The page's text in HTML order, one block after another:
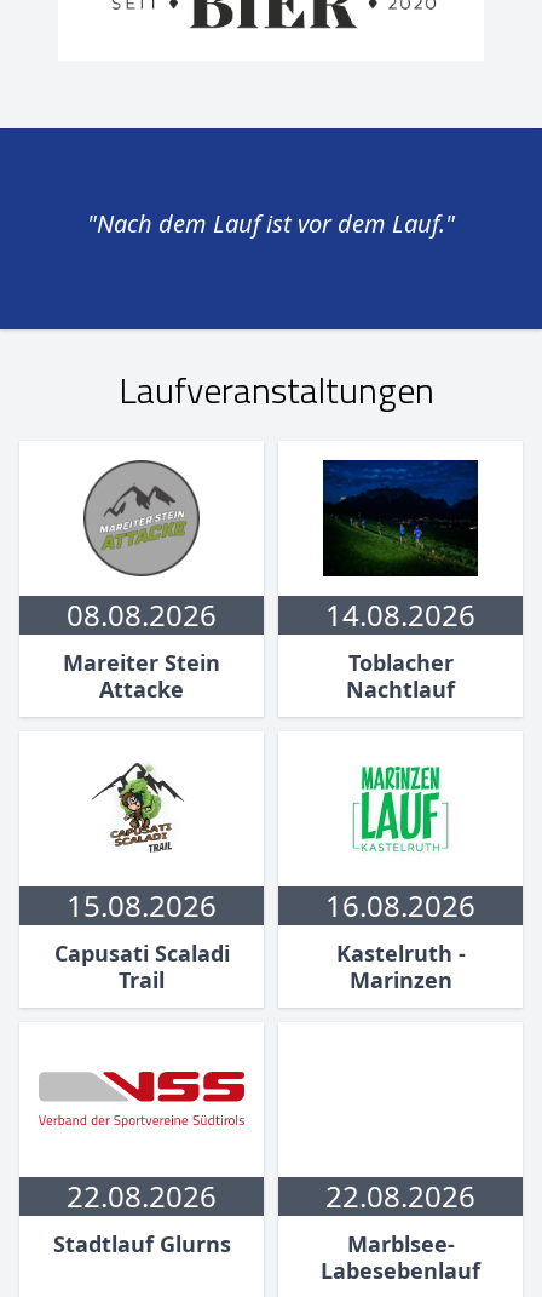
"Nach dem Lauf ist vor dem Lauf."
Laufveranstaltungen
08.08.2026
Mareiter Stein
Attacke
14.08.2026
Toblacher
Nachtlauf
15.08.2026
Capusati Scaladi
Trail
16.08.2026
Kastelruth -
Marinzen
22.08.2026
Stadtlauf Glurns
22.08.2026
Marblsee-
Labesebenlauf